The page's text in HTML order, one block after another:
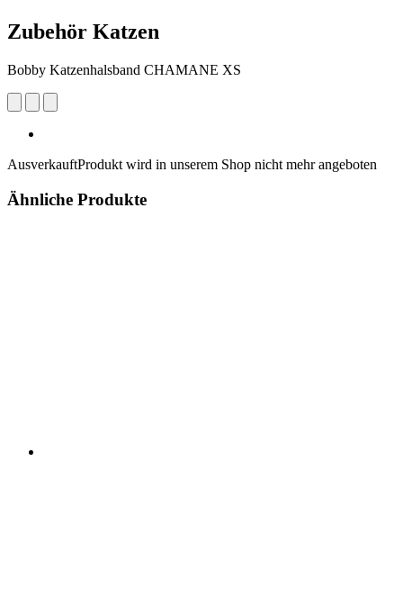
Zubehör Katzen
Bobby Katzenhalsband CHAMANE XS
AusverkauftProdukt wird in unserem Shop nicht mehr angeboten
Ähnliche Produkte